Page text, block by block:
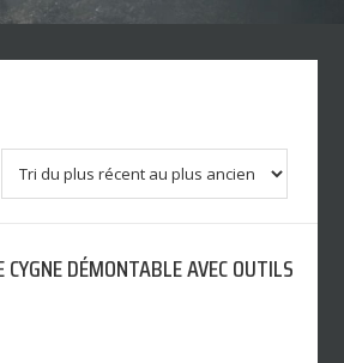
DÉMONTABLE AVEC OUTILS